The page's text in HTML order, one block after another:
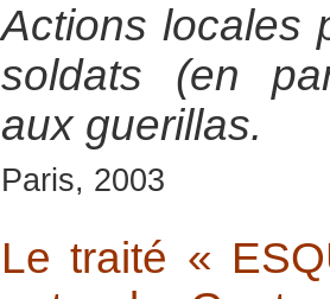
Actions locales
soldats (en
aux guerillas.
Paris, 2003
Le traité «